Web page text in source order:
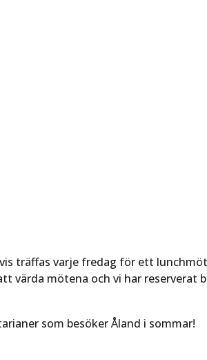
träffas varje fredag för ett
värda mötena och vi har reserverat
som besöker Åland i sommar!